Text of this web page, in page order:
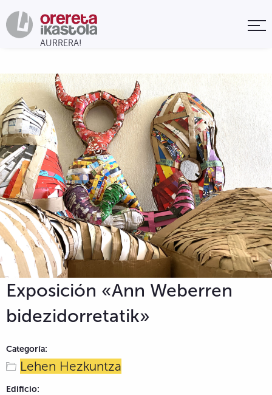
Exposición «Ann Weberren
bidezidorretatik»
Categoría:
Lehen Hezkuntza
Edificio: